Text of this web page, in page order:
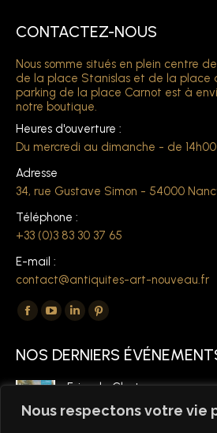
Nous respectons votre vie
CONTACTEZ-NOUS
Nous somme situés en plein centre
de la place Stanislas et de la place
parking de la place Carnot est à
notre boutique.
Heures d'ouverture :
Du mercredi au dimanche - de
Adresse
34, rue Gustave Simon - 54000
Téléphone :
+33 (0)3 83 30 37 65
E-mail :
contact@antiquites-art-nouveau.fr
Trouvez nous sur :
La
Facebook
s'ouvre
La
YouTube
s'ouvre
La
LinkedIn
s'ouvre
une
La
Pinterest
s'ouvre
NOS DERNIERS
Foire de Chatou
6 mars 2026